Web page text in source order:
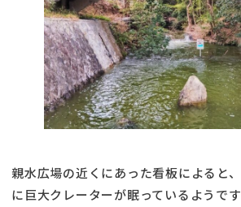
親水広場の近くにあった看板によると
に巨大クレーターが眠っているようで